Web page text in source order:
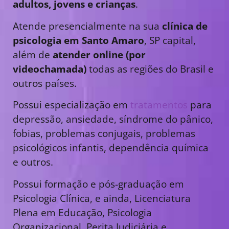
adultos, jovens e crianças.
Atende presencialmente na sua clínica de
psicologia em Santo Amaro, SP capital,
além de atender online (por
videochamada)todas as regiões do Brasil e
outros países.
Possui especialização em tratamentos para
depressão, ansiedade, síndrome do pânico,
fobias, problemas conjugais, problemas
psicológicos infantis, dependência química
e outros.
Possui formação e pós-graduação em
Psicologia Clínica, e ainda, Licenciatura
Plena em Educação, Psicologia